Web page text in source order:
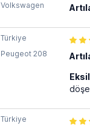
Volkswagen
Türkiye
Peugeot 208
Türkiye